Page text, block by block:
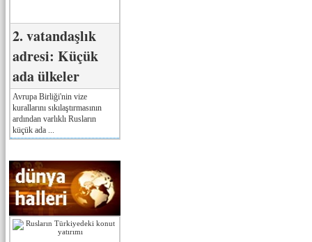
2. vatandaşlık
adresi: Küçük
ada ülkeler
Avrupa Birliği'nin vize
kurallarını sıkılaştırmasının
ardından varlıklı Rusların
küçük ada ...